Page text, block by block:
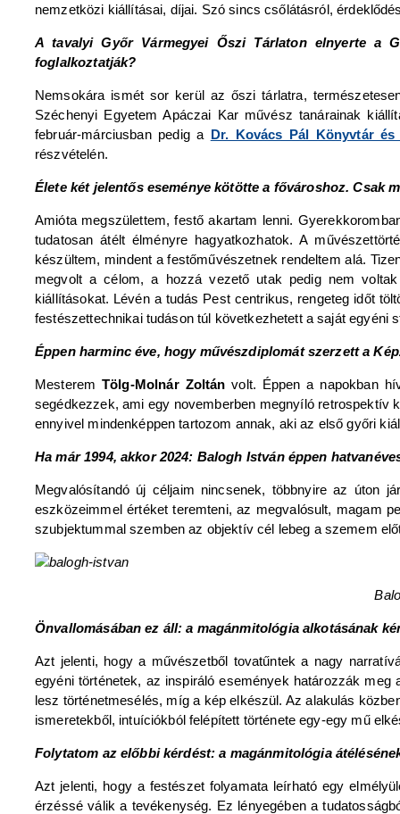
nemzetközi kiállításai, díjai. Szó sincs csőlátásról,
A tavalyi Győr Vármegyei Őszi Tárlaton elnyerte a
foglalkoztatják?
Nemsokára ismét sor kerül az őszi tárlatra,
Széchenyi Egyetem Apáczai Kar művész tanárainak
február-márciusban pedig a Dr. Kovács Pál Könyvtár
részvételén.
Élete két jelentős eseménye kötötte a fővároshoz. Csak
Amióta megszülettem, festő akartam lenni.
tudatosan átélt élményre hagyatkozhatok. A
készültem, mindent a festőművészetnek rendeltem alá.
megvolt a célom, a hozzá vezető utak pedig nem
kiállításokat. Lévén a tudás Pest centrikus, rengeteg időt
festészettechnikai tudáson túl következhetett a saját egyéni
Éppen harminc éve, hogy művészdiplomát szerzett a
MesteremTölg-Molnár Zoltán volt. Éppen a napokban
segédkezzek, ami egy novemberben megnyíló retrospektív
ennyivel mindenképpen tartozom annak, aki az első győri
Ha már 1994, akkor 2024: Balogh István éppen
Megvalósítandó új céljaim nincsenek, többnyire az úton
eszközeimmel értéket teremteni, az megvalósult, magam
szubjektummal szemben az objektív cél lebeg a szemem
Önvallomásában ez áll: a magánmitológia alkotásának
Azt jelenti, hogy a művészetből tovatűntek a nagy
egyéni történetek, az inspiráló események határozzák
lesz történetmesélés, míg a kép elkészül. Az alakulás
ismeretekből, intuíciókból felépített története egy-egy mű
Folytatom az előbbi kérdést: a magánmitológia
Azt jelenti, hogy a festészet folyamata leírható egy
érzéssé válik a tevékenység. Ez lényegében a